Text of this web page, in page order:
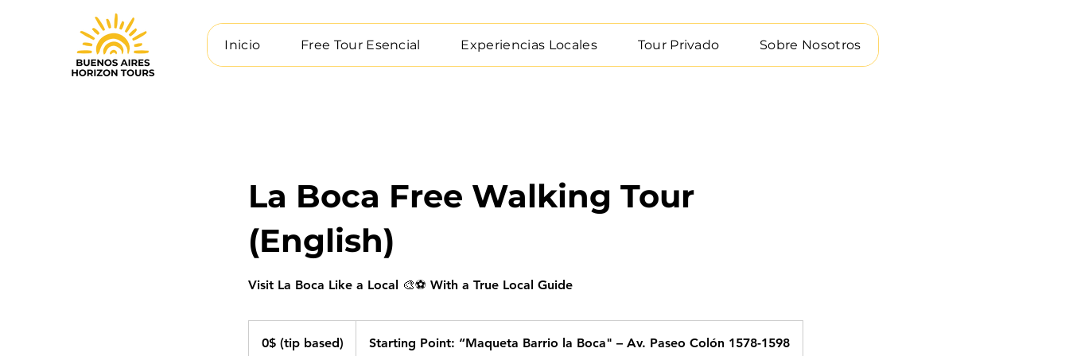
Inicio Free Tour Esencial Experiencias Locales Tour Privado Sobre Nosotros
La Boca Free Walking Tour
(English)
Visit La Boca Like a Local 🎨⚽ With a True Local Guide
based)
0$ (tip based) Starting Point: “Maqueta Barrio la Boca" – Av. Paseo Colón 1578-1598